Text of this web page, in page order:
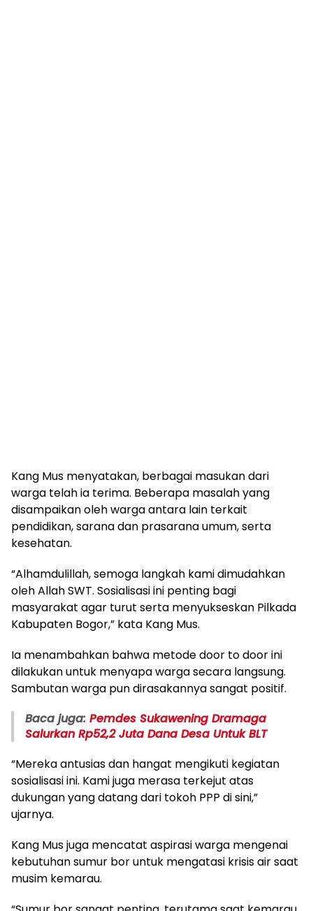
Kang Mus menyatakan, berbagai masukan dari
warga telah ia terima. Beberapa masalah yang
disampaikan oleh warga antara lain terkait
pendidikan, sarana dan prasarana umum, serta
kesehatan.
“Alhamdulillah, semoga langkah kami dimudahkan
oleh Allah SWT. Sosialisasi ini penting bagi
masyarakat agar turut serta menyukseskan Pilkada
Kabupaten Bogor,” kata Kang Mus.
Ia menambahkan bahwa metode door to door ini
dilakukan untuk menyapa warga secara langsung.
Sambutan warga pun dirasakannya sangat positif.
Baca juga: Pemdes Sukawening Dramaga
Salurkan Rp52,2 Juta Dana Desa Untuk BLT
“Mereka antusias dan hangat mengikuti kegiatan
sosialisasi ini. Kami juga merasa terkejut atas
dukungan yang datang dari tokoh PPP di sini,”
ujarnya.
Kang Mus juga mencatat aspirasi warga mengenai
kebutuhan sumur bor untuk mengatasi krisis air saat
musim kemarau.